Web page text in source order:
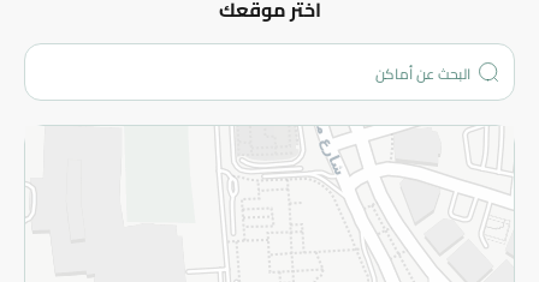
اختر موقعك
من نحن؟
الفروع
المزيد
الاسترجاع
سياسة الاستخدام
سياسة الخصوصية
قم بالتسجيل للنشرة